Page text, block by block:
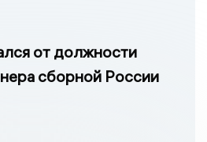
от должности
сборной России